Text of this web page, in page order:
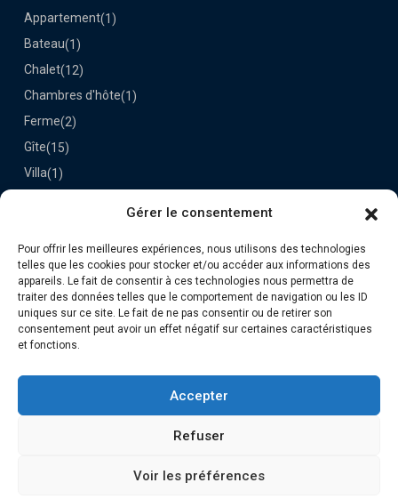
Gérer le consentement
Pour offrir les meilleures expériences, nous utilisons des technologies
telles que les cookies pour stocker et/ou accéder aux informations des
appareils. Le fait de consentir à ces technologies nous permettra de
traiter des données telles que le comportement de navigation ou les ID
uniques sur ce site. Le fait de ne pas consentir ou de retirer son
consentement peut avoir un effet négatif sur certaines caractéristiques
et fonctions.
Accepter
Refuser
Voir les préférences
Appartement(1)
Bateau(1)
Chalet(12)
Chambres d'hôte(1)
Ferme(2)
Gîte(15)
Villa(1)
Dernières Propriétés
Le Darou
70€la nuit
Retrouvez-nous